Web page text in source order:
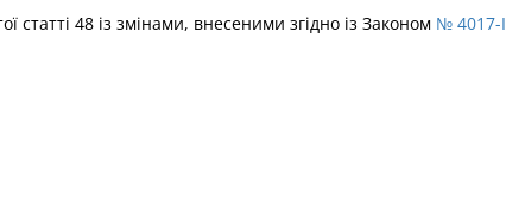
статті 48 із змінами, внесеними згідно із Законом № 4017-